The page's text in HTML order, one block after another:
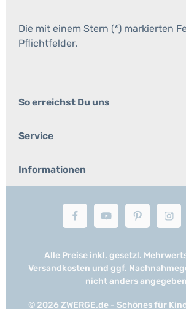
Die mit einem Stern (*) markierten
Pflichtfelder.
So erreichst Du uns
Service
Informationen
© 2026 ZWERGE.de - Schönes für
Alle Preise inkl. gesetzl.
Versandkosten und ggf.
nicht anders